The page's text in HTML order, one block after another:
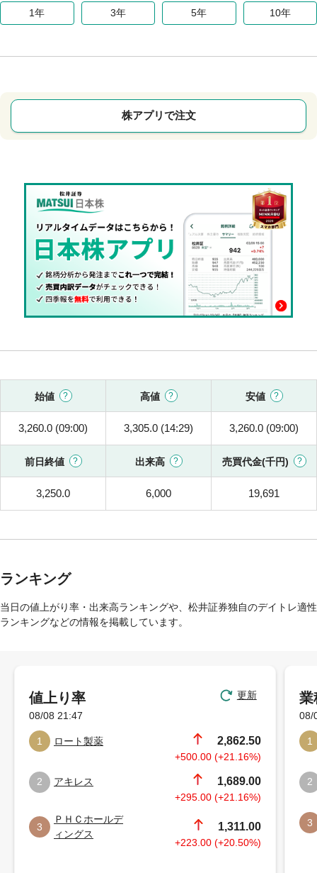
1年 3年 5年 10年
株アプリで注文
始値 高値 安値
3,260.0 (09:00) 3,305.0 (14:29) 3,260.0 (09:00)
前日終値 出来高 売買代金(千円)
3,250.0 6,000 19,691
ランキング
当日の値上がり率・出来高ランキングや、松井証券独自のデイトレ適性
ランキングなどの情報を掲載しています。